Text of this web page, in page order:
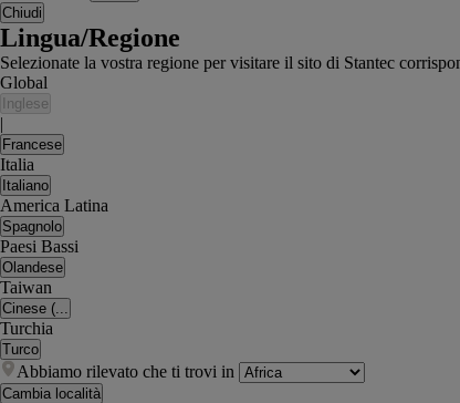
Chiudi
Lingua/Regione
Selezionate la vostra regione per visitare il sito di Stantec
Global
Inglese
|
Francese
Italia
Italiano
America Latina
Spagnolo
Paesi Bassi
Olandese
Taiwan
Cinese (...
Turchia
Turco
Abbiamo rilevato che ti trovi in
Cambia località